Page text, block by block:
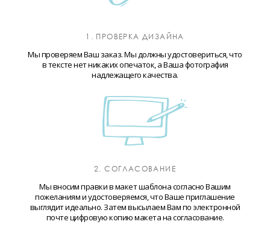
1. ПРОВЕРКА ДИЗАЙНА
Мы проверяем Ваш заказ. Мы должны удостовериться, что
в тексте нет никаких опечаток, а Ваша фотография
надлежащего качества.
2. СОГЛАСОВАНИЕ
Мы вносим правки в макет шаблона согласно Вашим
пожеланиям и удостоверяемся, что Ваше приглашение
выглядит идеально. Затем высылаем Вам по электронной
почте цифровую копию макета на согласование.